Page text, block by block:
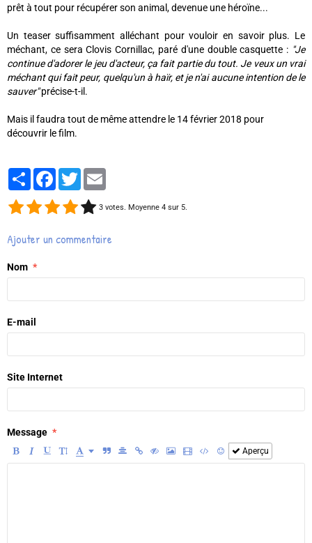
prêt à tout pour récupérer son animal, devenue une héroïne...
Un teaser suffisamment alléchant pour vouloir en savoir plus. Le
méchant, ce sera Clovis Cornillac, paré d'une double casquette : "Je
continue d'adorer le jeu d'acteur, ça fait partie du tout. Je veux un vrai
méchant qui fait peur, quelqu'un à haïr, et je n'ai aucune intention de le
sauver"précise-t-il.
Mais il faudra tout de même attendre le 14 février 2018 pour
découvrir le film.
PartagerFacebook
Twitter
3 votes. Moyenne 4 sur 5.
Ajouter un commentaire
Nom
E-mail
Site Internet
Message
Aperçu